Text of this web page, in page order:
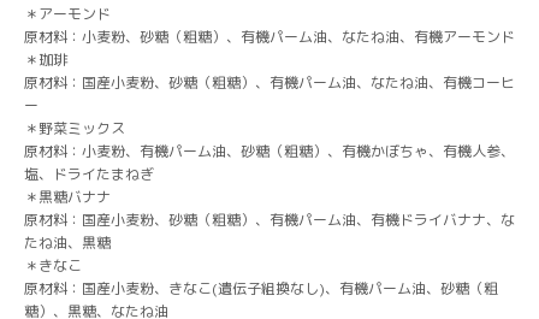
＊アーモンド
原材料：小麦粉、砂糖（粗糖）、有機パーム油、なたね油、有機アーモンド
＊珈琲
原材料：国産小麦粉、砂糖（粗糖）、有機パーム油、なたね油、有機コーヒ
ー
＊野菜ミックス
原材料：小麦粉、有機パーム油、砂糖（粗糖）、有機かぼちゃ、有機人参、
塩、ドライたまねぎ
＊黒糖バナナ
原材料：国産小麦粉、砂糖（粗糖）、有機パーム油、有機ドライバナナ、な
たね油、黒糖
＊きなこ
原材料：国産小麦粉、きなこ(遺伝子組換なし)、有機パーム油、砂糖（粗
糖）、黒糖、なたね油